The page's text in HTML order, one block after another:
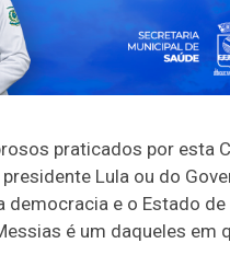
praticados por esta
Lula ou do
e o Estado
é um daqueles